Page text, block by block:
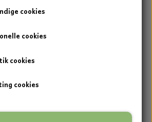
WEBSHOP
BOLIG OG HAVE
OG TILBEHØR
DUFT BLOKKE
VINDSPIL
OG TØJ
HJEMMESKO
RESTSALG
OG TØJ
HJEMMESKO
- TASKER - CAPS
LEGGINGS
cookies
cookies
cookies
cookies